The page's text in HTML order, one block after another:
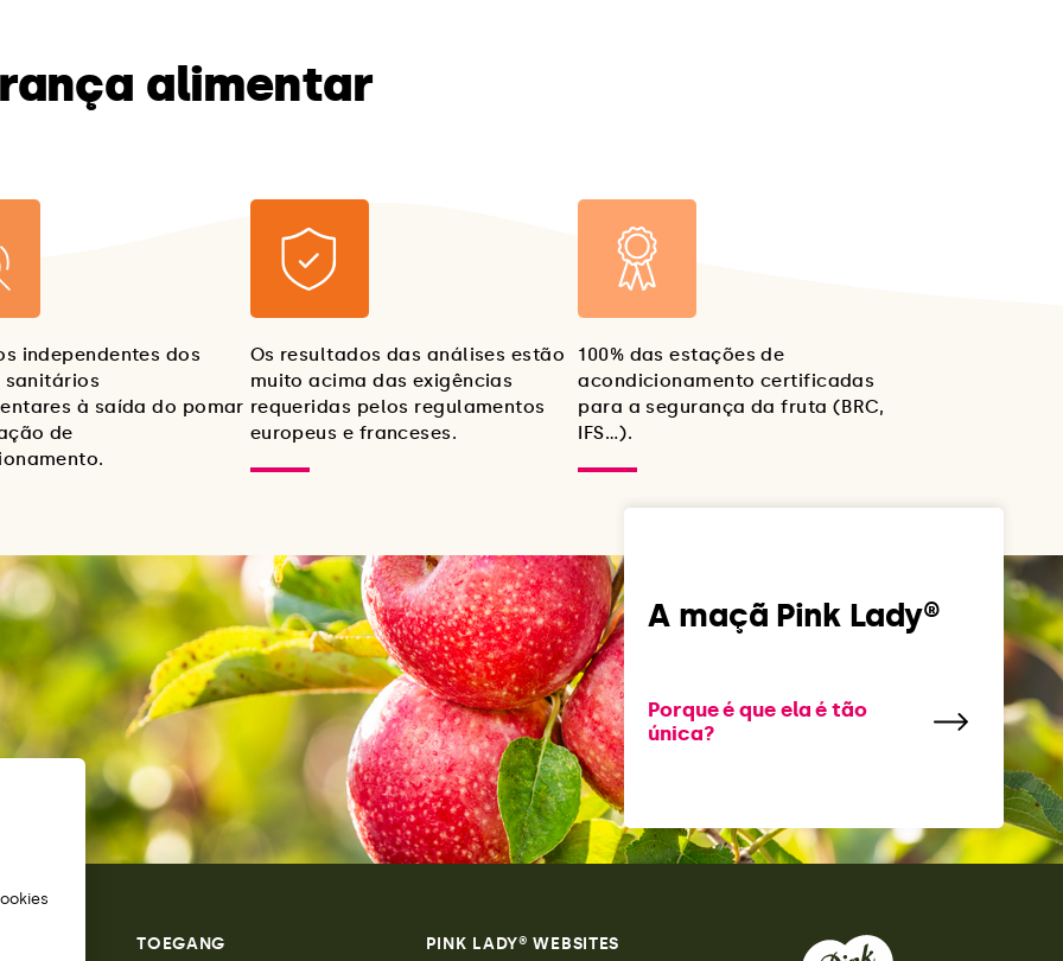
alimentar
independentes dos
à saída do pomar
de
Os resultados das análises estão
muito acima das exigências
requeridas pelos regulamentos
europeus e franceses.
100% das estações de
acondicionamento certificadas
para a segurança da fruta (BRC,
IFS…).
A maçã Pink Lady®
Porque é que ela é tão
única?
TOEGANG PINK LADY® WEBSITES